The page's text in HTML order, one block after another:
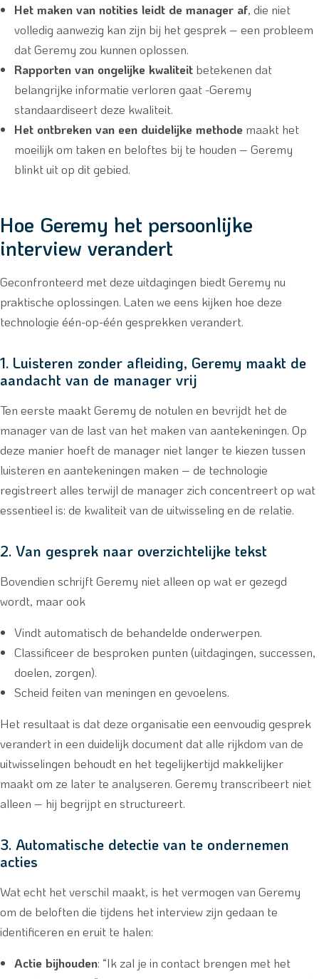
Het maken van notities leidt de manager af, die niet
volledig aanwezig kan zijn bij het gesprek – een probleem
dat Geremy zou kunnen oplossen.
Rapporten van ongelijke kwaliteit betekenen dat
belangrijke informatie verloren gaat -Geremy
standaardiseert deze kwaliteit.
Het ontbreken van een duidelijke methode maakt het
moeilijk om taken en beloftes bij te houden – Geremy
blinkt uit op dit gebied.
Hoe Geremy het persoonlijke
interview verandert
Geconfronteerd met deze uitdagingen biedt Geremy nu
praktische oplossingen. Laten we eens kijken hoe deze
technologie één-op-één gesprekken verandert.
1. Luisteren zonder afleiding, Geremy maakt de
aandacht van de manager vrij
Ten eerste maakt Geremy de notulen en bevrijdt het de
manager van de last van het maken van aantekeningen. Op
deze manier hoeft de manager niet langer te kiezen tussen
luisteren en aantekeningen maken – de technologie
registreert alles terwijl de manager zich concentreert op wat
essentieel is: de kwaliteit van de uitwisseling en de relatie.
2. Van gesprek naar overzichtelijke tekst
Bovendien schrijft Geremy niet alleen op wat er gezegd
wordt, maar ook
Vindt automatisch de behandelde onderwerpen.
Classificeer de besproken punten (uitdagingen, successen,
doelen, zorgen).
Scheid feiten van meningen en gevoelens.
Het resultaat is dat deze organisatie een eenvoudig gesprek
verandert in een duidelijk document dat alle rijkdom van de
uitwisselingen behoudt en het tegelijkertijd makkelijker
maakt om ze later te analyseren. Geremy transcribeert niet
alleen – hij begrijpt en structureert.
3. Automatische detectie van te ondernemen
acties
Wat echt het verschil maakt, is het vermogen van Geremy
om de beloften die tijdens het interview zijn gedaan te
identificeren en eruit te halen:
Actie bijhouden: “Ik zal je in contact brengen met het